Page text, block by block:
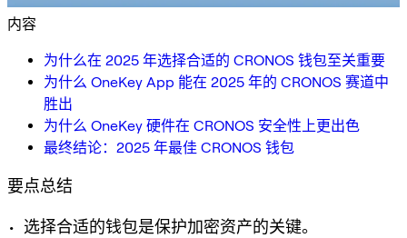
内容
为什么在 2025 年选择合适的 CRONOS 钱包至关重要
为什么 OneKey App 能在 2025 年的 CRONOS 赛道中
胜出
为什么 OneKey 硬件在 CRONOS 安全性上更出色
最终结论：2025 年最佳 CRONOS 钱包
要点总结
• 选择合适的钱包是保护加密资产的关键。